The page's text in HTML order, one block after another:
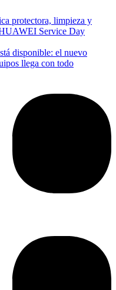
protectora, limpieza y
Service Day
disponible: el nuevo
llega con todo